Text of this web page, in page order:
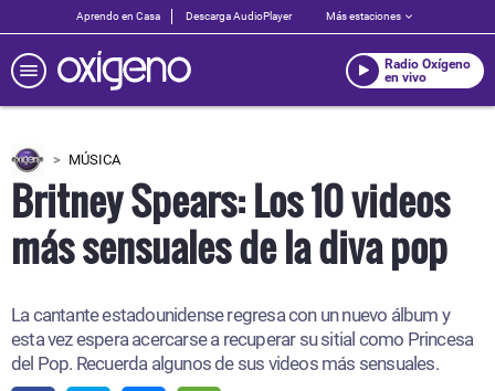
Aprendo en Casa Descarga AudioPlayer Más estaciones
Radio Oxígeno
en vivo
MÚSICA
Britney Spears: Los 10 videos
más sensuales de la diva pop
La cantante estadounidense regresa con un nuevo álbum y
esta vez espera acercarse a recuperar su sitial como Princesa
del Pop. Recuerda algunos de sus videos más sensuales.